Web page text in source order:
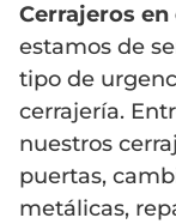
Cerrajeros
estamos de
tipo de
cerrajería.
nuestros
puertas,
metálicas,